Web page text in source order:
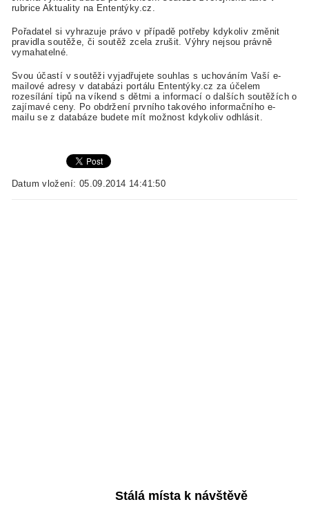
rubrice Aktuality na Ententýky.cz.
Pořadatel si vyhrazuje právo v případě potřeby kdykoliv změnit
pravidla soutěže, či soutěž zcela zrušit. Výhry nejsou právně
vymahatelné.
Svou účastí v soutěži vyjadřujete souhlas s uchováním Vaší e-
mailové adresy v databázi portálu Ententýky.cz za účelem
rozesílání tipů na víkend s dětmi a informací o dalších soutěžích o
zajímavé ceny. Po obdržení prvního takového informačního e-
mailu se z databáze budete mít možnost kdykoliv odhlásit.
Datum vložení: 05.09.2014 14:41:50
Stálá místa k návštěvě